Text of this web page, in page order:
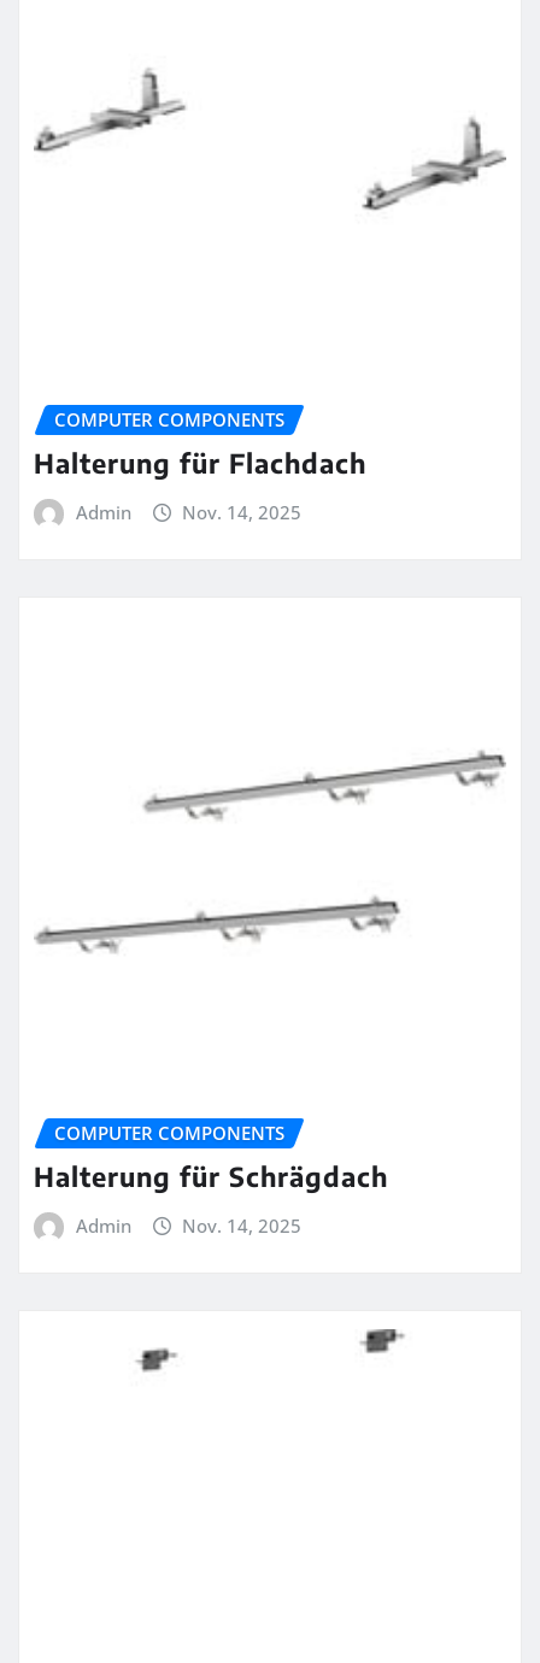
COMPUTER COMPONENTS
Halterung für Flachdach
Admin Nov. 14, 2025
COMPUTER COMPONENTS
Halterung für Schrägdach
Admin Nov. 14, 2025